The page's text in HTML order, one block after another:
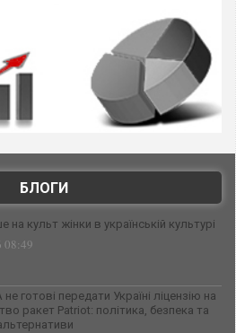
БЛОГИ
на культ жінки в українській культурі
08:49
готові передати Україні ліцензію на
ракет Patriot: політика, безпека та